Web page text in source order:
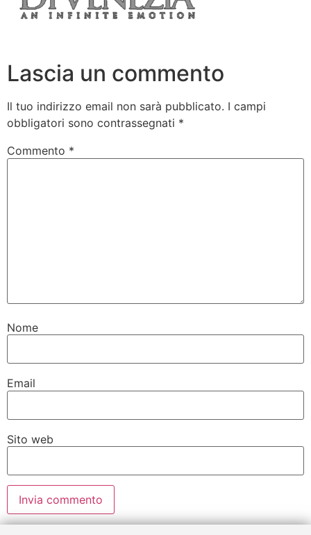
Lascia un commento
Il tuo indirizzo email non sarà pubblicato. I campi
obbligatori sono contrassegnati *
Commento *
Nome
Email
Sito web